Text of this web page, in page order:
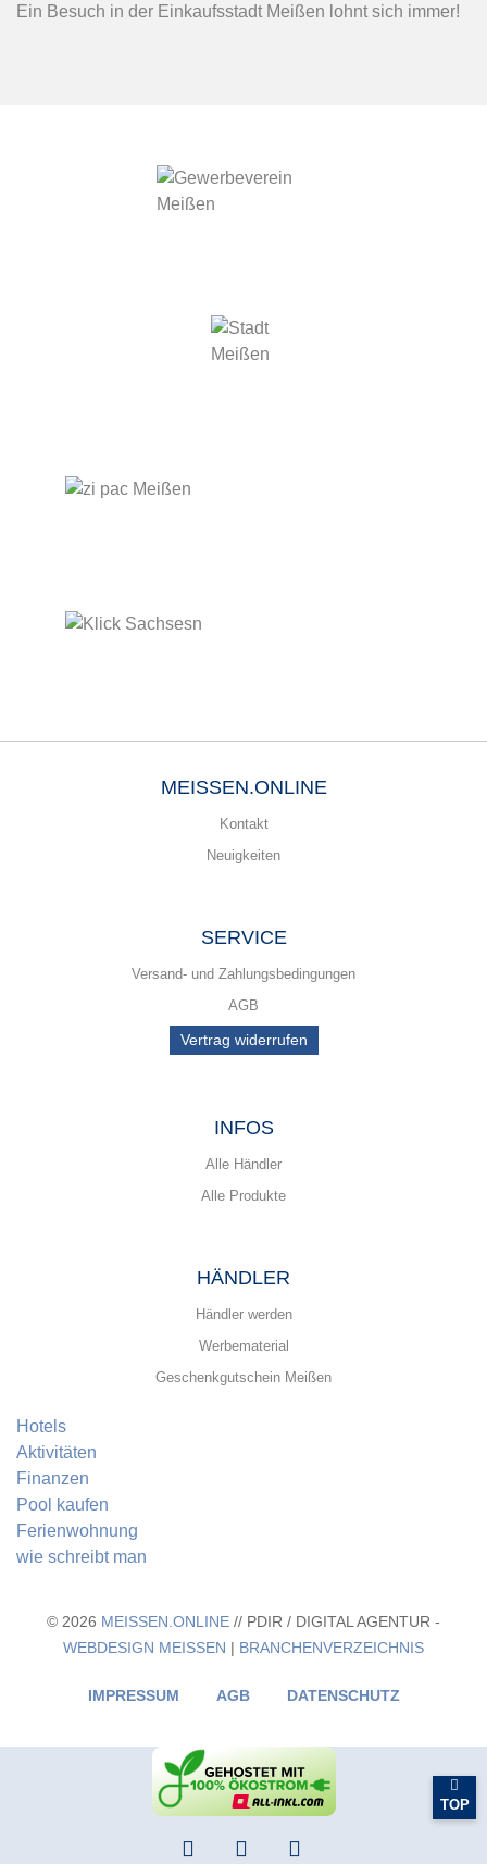
Ein Besuch in der Einkaufsstadt Meißen lohnt sich immer!
MEISSEN.ONLINE
Kontakt
Neuigkeiten
SERVICE
Versand- und Zahlungsbedingungen
AGB
Vertrag widerrufen
INFOS
Alle Händler
Alle Produkte
HÄNDLER
Händler werden
Werbematerial
Geschenkgutschein Meißen
Hotels
Aktivitäten
Finanzen
Pool kaufen
Ferienwohnung
wie schreibt man
© 2026 MEISSEN.ONLINE // PDIR / DIGITAL AGENTUR -
WEBDESIGN MEISSEN
| BRANCHENVERZEICHNIS
IMPRESSUM AGB DATENSCHUTZ
TOP